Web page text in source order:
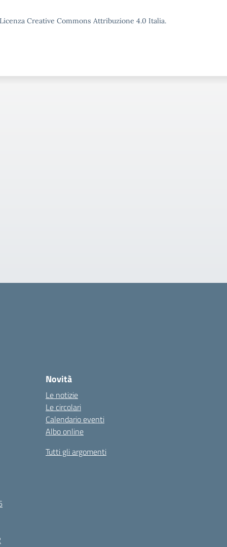
Creative Commons Attribuzione 4.0 Italia.
Novità
Le notizie
Le circolari
Calendario eventi
Albo online
Tutti gli argomenti